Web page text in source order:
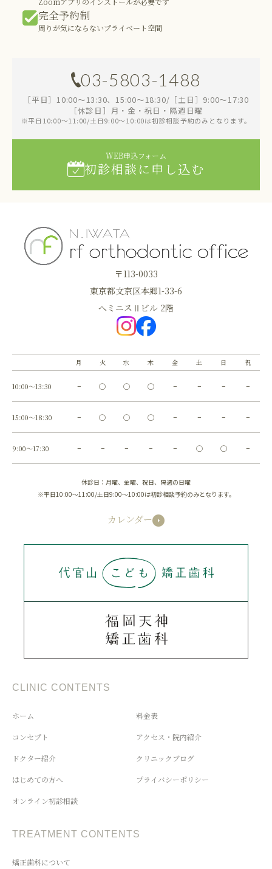
完全予約制
周りが気にならないプライベート空間
03-5803-1488
［平日］10:00～13:30、15:00～18:30/［土日］9:00～17:30
［休診日］月・金・祝日・隔週日曜
※平日10:00～11:00/土日9:00～10:00は初診相談予約のみとなります。
WEB申込フォーム
初診相談に申し込む
〒113-0033
東京都文京区本郷1-33-6
へミニスⅡビル 2階
月 火 水 木 金 土 日 祝
10:00～13:30 − ◯ ◯ ◯ − − − −
15:00～18:30 − ◯ ◯ ◯ − − − −
9:00～17:30 − − − − − ◯ ◯ −
休診日：月曜、金曜、祝日、隔週の日曜
※平日10:00～11:00/土日9:00～10:00は初診相談予約のみとなります。
カレンダー
CLINIC CONTENTS
ホーム
コンセプト
ドクター紹介
はじめての方へ
オンライン初診相談
料金表
アクセス・院内紹介
クリニックブログ
プライバシーポリシー
TREATMENT CONTENTS
矯正歯科について